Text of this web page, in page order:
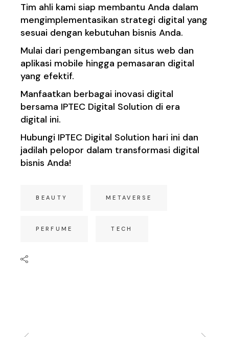
Tim ahli kami siap membantu Anda dalam
mengimplementasikan strategi digital yang
sesuai dengan kebutuhan bisnis Anda.
Mulai dari pengembangan situs web dan
aplikasi mobile hingga pemasaran digital
yang efektif.
Manfaatkan berbagai inovasi digital
bersama IPTEC Digital Solution di era
digital ini.
Hubungi IPTEC Digital Solution hari ini dan
jadilah pelopor dalam transformasi digital
bisnis Anda!
BEAUTY METAVERSE
PERFUME TECH